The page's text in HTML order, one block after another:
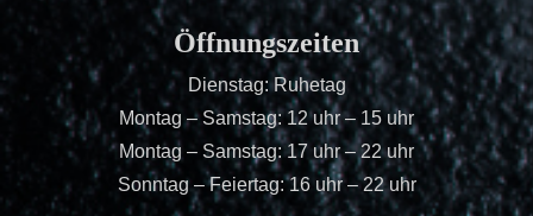
Öffnungszeiten
Dienstag: Ruhetag
Montag – Samstag: 12 uhr – 15 uhr
Montag – Samstag: 17 uhr – 22 uhr
Sonntag – Feiertag: 16 uhr – 22 uhr